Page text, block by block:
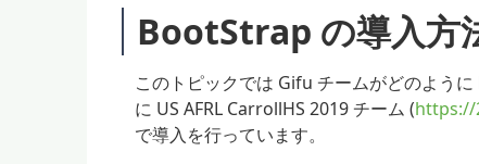
BootStrap の導入方
このトピックでは Gifu チームがどのよう
に US AFRL CarrollHS 2019 チーム (https://
で導入を行っています。